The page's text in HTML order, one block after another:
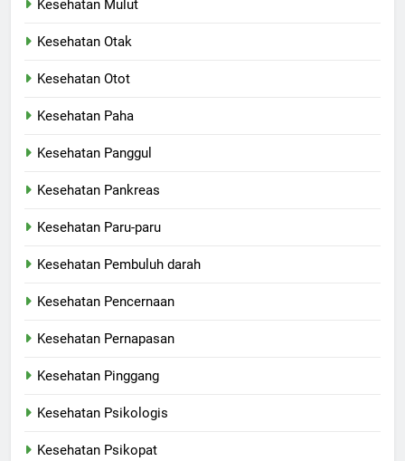
Kesehatan Mulut
Kesehatan Otak
Kesehatan Otot
Kesehatan Paha
Kesehatan Panggul
Kesehatan Pankreas
Kesehatan Paru-paru
Kesehatan Pembuluh darah
Kesehatan Pencernaan
Kesehatan Pernapasan
Kesehatan Pinggang
Kesehatan Psikologis
Kesehatan Psikopat